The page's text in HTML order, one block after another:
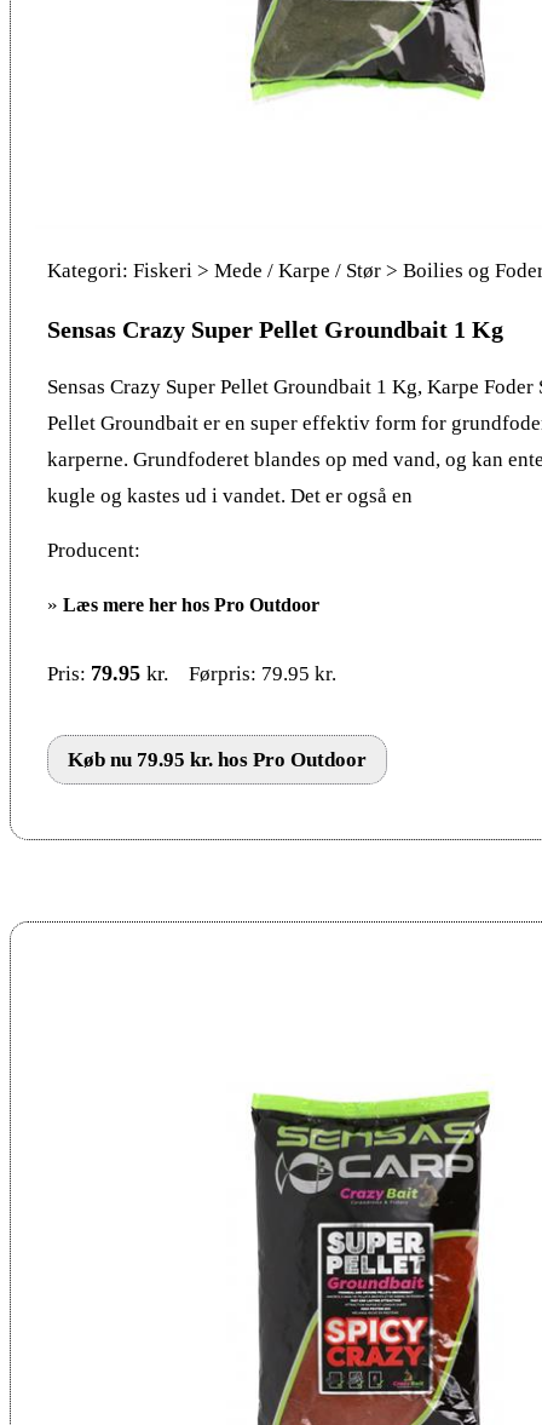
Kategori: Fiskeri > Mede / Karpe / Stør > Boilies og
Sensas Crazy Super Pellet Groundbait 1 Kg
Sensas Crazy Super Pellet Groundbait 1 Kg, Karpe Foder
Pellet Groundbait er en super effektiv form for
karperne. Grundfoderet blandes op med vand, og kan
kugle og kastes ud i vandet. Det er også en
Producent:
» Læs mere her hos Pro Outdoor
Pris: 79.95 kr. Førpris: 79.95 kr.
Køb nu 79.95 kr. hos Pro Outdoor